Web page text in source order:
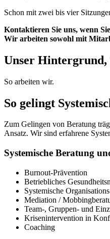
Schon mit zwei bis vier
Kontaktieren Sie uns, wenn
Wir arbeiten sowohl mit
Unser Hintergrund,
So arbeiten wir.
So gelingt
Zum Gelingen von Beratung
Ansatz. Wir sind erfahrene
Systemische Beratung
Burnout-Prävention
Betriebliches
Systemische
Mediation /
Team-, Gruppen- und
Krisenintervention in
Coaching